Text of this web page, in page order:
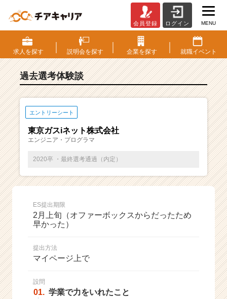
S・
選
考
験
ベ
ン
チ
ー・
成
業
カ
が
会員登録 ログイン MENU
求人を探す 説明会を探す 企業を探す 就職イベント
過去選考体験談
エントリーシート
東京ガスiネット株式会社
エンジニア・プログラマ
2020卒 ・最終選考通過（内定）
ES提出期限
2月上旬（オファーボックスからだったため
早かった）
提出方法
マイページ上で
設問
01. 学業で力をいれたこと